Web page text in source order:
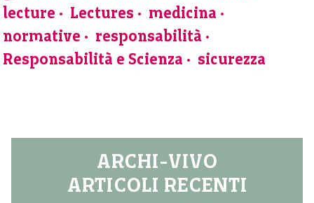
lecture
Lectures
medicina
normative
responsabilità
Responsabilità e Scienza
sicurezza
ARCHI-VIVO
ARTICOLI RECENTI